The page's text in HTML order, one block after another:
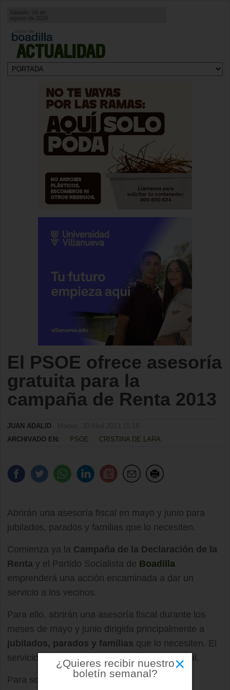
ACTUALIDAD
Sábado, 08 de
agosto de 2026
El PSOE ofrece asesoría
gratuita para la
campaña de Renta 2013
JUAN ADALID
ARCHIVADO EN:
PSOE CRISTINA DE LARA
Abrirán una asesoría fiscal en mayo y junio para
jubilados, parados y familias que lo necesiten.
Comienza ya la Campaña de la Declaración de la
Renta y el Partido Socialista de Boadilla
emprenderá una acción encaminada a dar un
servicio a los vecinos.
Para ello, abrirán una asesoría fiscal durante los
meses de mayo y junio dirigida principalmente a
jubilados, parados y familias que lo necesiten. El
servicio será totalmente gratuito y confidencial.
Para solicitar ayuda se podrá contactar en el
×
¿Quieres recibir nuestro
boletín semanal?